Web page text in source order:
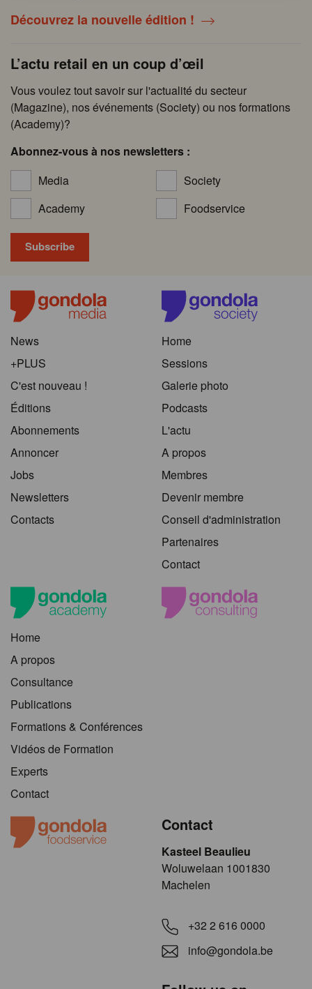
Découvrez la nouvelle édition !
L’actu retail en un coup d’œil
Vous voulez tout savoir sur l'actualité du secteur
(Magazine), nos événements (Society) ou nos formations
(Academy)?
Abonnez-vous à nos newsletters :
Media
Society
Academy
Foodservice
News
+PLUS
C'est nouveau !
Éditions
Abonnements
Annoncer
Jobs
Newsletters
Contacts
Home
Sessions
Galerie photo
Podcasts
L'actu
A propos
Membres
Devenir membre
Conseil d'administration
Partenaires
Contact
Home
A propos
Consultance
Publications
Formations & Conférences
Vidéos de Formation
Experts
Contact
Contact
Kasteel Beaulieu
​​​Woluwelaan 1001830
Machelen
+32 2 616 0000
info@gondola.be